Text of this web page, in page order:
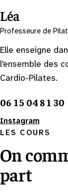
Léa
Professeure de
Elle enseigne
l'ensemble des
Cardio-Pilates.
06 15 04 81 30
Instagram
LES COURS
On
part